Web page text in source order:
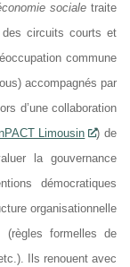
sociale traite
des circuits courts et
commune
accompagnés par
d’une collaboration
Limousin
) de
la gouvernance
démocratiques
organisationnelle
(règles formelles de
Ils renouent avec